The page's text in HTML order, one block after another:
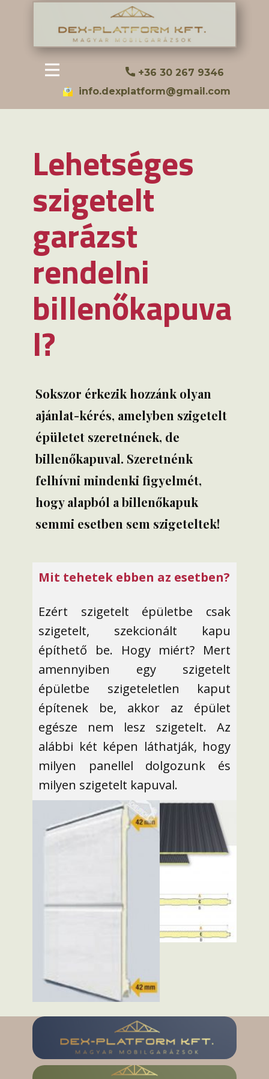
+36 30 267 9346
info.dexplatform@gmail.com
Lehetséges
szigetelt
garázst
rendelni
billenőkapuva
l?
Sokszor érkezik hozzánk olyan
ajánlat-kérés, amelyben szigetelt
épületet szeretnének, de
billenőkapuval. Szeretnénk
felhívni mindenki figyelmét,
hogy alapból a billenőkapuk
semmi esetben sem szigeteltek!
Mit tehetek ebben az esetben?
Ezért szigetelt épületbe csak
szigetelt, szekcionált kapu
építhető be. Hogy miért? Mert
amennyiben egy szigetelt
épületbe szigeteletlen kaput
építenek be, akkor az épület
egésze nem lesz szigetelt. Az
alábbi két képen láthatják, hogy
milyen panellel dolgozunk és
milyen szigetelt kapuval.